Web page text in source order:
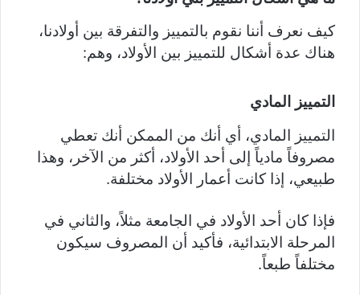
كيف نعرف أننا نقوم بالتمييز والتفرقة بين أولادنا،
هناك عدة أشكال للتمييز بين الأولاد، وهم:
التمييز المادي
التمييز المادي، أي أنك من الممكن أنك تعطي
مصروفاً مادياً إلى أحد الأولاد، أكثر من الآخر، وهذا
طبيعي، إذا كانت أعمار الأولاد مختلفة.
فإذا كان أحد الأولاد في الجامعة مثلاً، والثاني في
المرحلة الابتدائية، فأكيد أن المصروف سيكون
مختلفاً طبعاً.